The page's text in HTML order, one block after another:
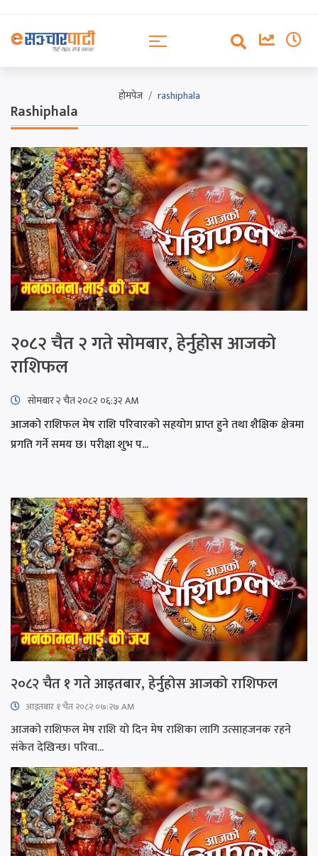
होमपेज rashiphala
Rashiphala
२०८२ चैत २ गते सोमबार, हेर्नुहोस आजको
राशिफल
सोमबार २ चैत २०८२ ०६:३२ AM
आजको राशिफल मेष राशि परिवारको सहयोग प्राप्त हुने तथा शैक्षिक क्षेत्रमा
प्रगति गर्ने समय छ। परीक्षा शुभ प...
२०८२ चैत १ गते आइतबार, हेर्नुहोस आजको राशिफल
आइतबार​ १ चैत २०८२ ०७:२७ AM
आजको राशिफल मेष राशि यो दिन मेष राशिका लागि उत्साहजनक रहने
संकेत देखिन्छ। परिवा...